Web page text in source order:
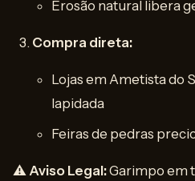
Erosão natural libera
Compra direta:
Lojas em Ametista do
lapidada
Feiras de pedras
⚠️ Aviso Legal:Garimpo em